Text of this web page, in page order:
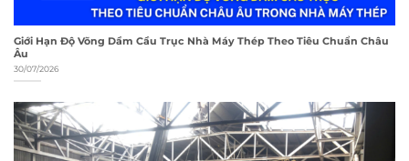
Giới Hạn Độ Võng Dầm Cầu Trục Nhà Máy Thép Theo Tiêu Chuẩn Châu
Âu
30/07/2026